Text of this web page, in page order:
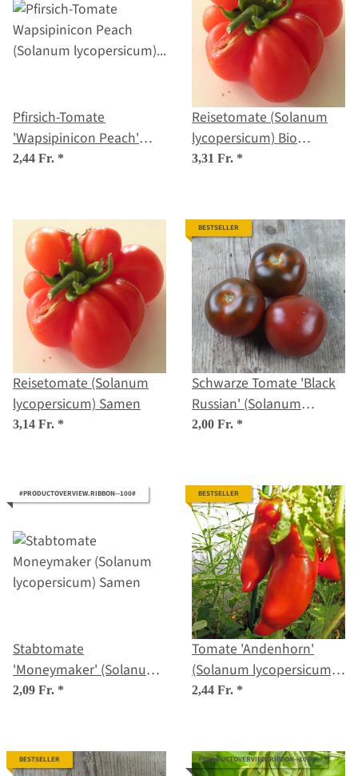
Pfirsich-Tomate
'Wapsipinicon Peach'
(Solanum lycopersicum)
2,44 Fr. *
Reisetomate (Solanum
lycopersicum) Bio
Saatgut
3,31 Fr. *
Reisetomate (Solanum
lycopersicum) Samen
3,14 Fr. *
BESTSELLER
Schwarze Tomate 'Black
Russian' (Solanum
lycopersicum) Samen
2,00 Fr. *
#PRODUCTOVERVIEW.RIBBON--100#
Stabtomate
'Moneymaker' (Solanum
lycopersicum) Samen
2,09 Fr. *
BESTSELLER
Tomate 'Andenhorn'
(Solanum lycopersicum)
Samen
2,44 Fr. *
BESTSELLER #PRODUCTOVERVIEW.RIBBON--100#